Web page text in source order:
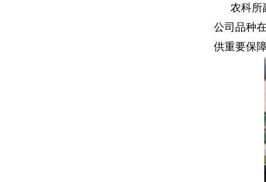
农科所
公司品种
供重要保